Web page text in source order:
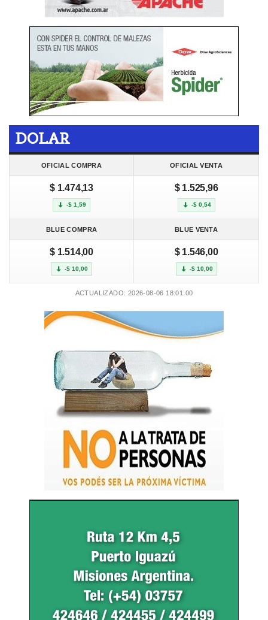
DOLAR
OFICIAL COMPRA OFICIAL VENTA
$ 1.474,13
-$ 1,59
$ 1.525,96
-$ 0,54
BLUE COMPRA BLUE VENTA
$ 1.514,00
-$ 10,00
$ 1.546,00
-$ 10,00
ACTUALIZADO: 2026-08-06 18:01:00